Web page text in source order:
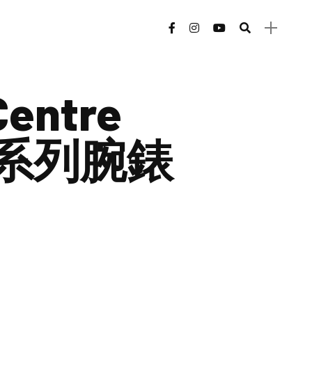
列腕錶